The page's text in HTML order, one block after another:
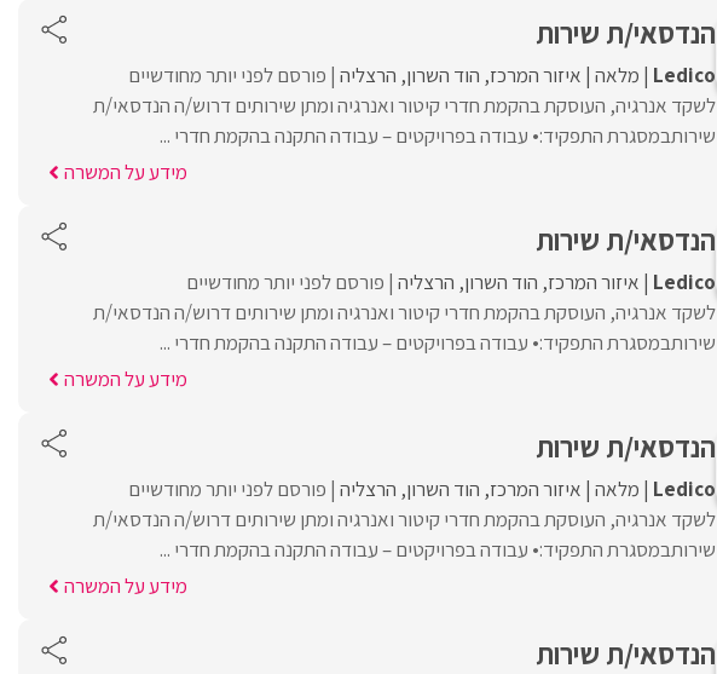
הנדסאי/ת שירות
Ledico מלאה איזור המרכז הוד השרון הרצליה פורסם לפני יותר מחודשיים
לשקד אנרגיה, העוסקת בהקמת חדרי קיטור ואנרגיה ומתן שירותים דרוש/ה הנדסאי/ת
שירותבמסגרת התפקיד:• עבודה בפרויקטים – עבודה התקנה בהקמת חדרי ...
מידע על המשרה
הנדסאי/ת שירות
Ledico איזור המרכז הוד השרון הרצליה פורסם לפני יותר מחודשיים
לשקד אנרגיה, העוסקת בהקמת חדרי קיטור ואנרגיה ומתן שירותים דרוש/ה הנדסאי/ת
שירותבמסגרת התפקיד:• עבודה בפרויקטים – עבודה התקנה בהקמת חדרי ...
מידע על המשרה
הנדסאי/ת שירות
Ledico מלאה איזור המרכז הוד השרון הרצליה פורסם לפני יותר מחודשיים
לשקד אנרגיה, העוסקת בהקמת חדרי קיטור ואנרגיה ומתן שירותים דרוש/ה הנדסאי/ת
שירותבמסגרת התפקיד:• עבודה בפרויקטים – עבודה התקנה בהקמת חדרי ...
מידע על המשרה
הנדסאי/ת שירות